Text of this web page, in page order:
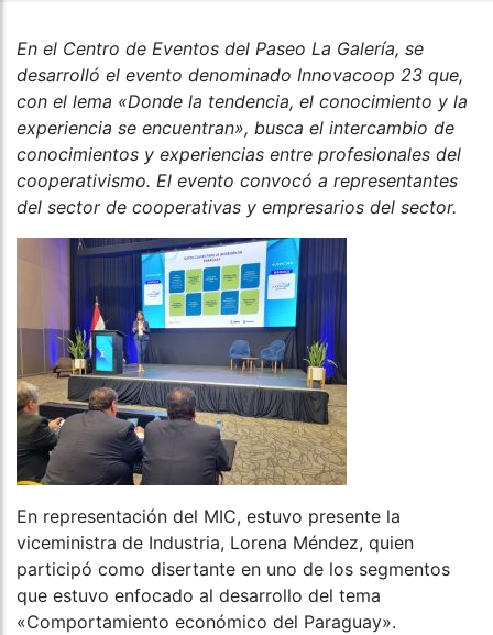
En el Centro de Eventos del Paseo La Galería, se
desarrolló el evento denominado Innovacoop 23 que,
con el lema «Donde la tendencia, el conocimiento y la
experiencia se encuentran», busca el intercambio de
conocimientos y experiencias entre profesionales del
cooperativismo. El evento convocó a representantes
del sector de cooperativas y empresarios del sector.
En representación del MIC, estuvo presente la
viceministra de Industria, Lorena Méndez, quien
participó como disertante en uno de los segmentos
que estuvo enfocado al desarrollo del tema
«Comportamiento económico del Paraguay».